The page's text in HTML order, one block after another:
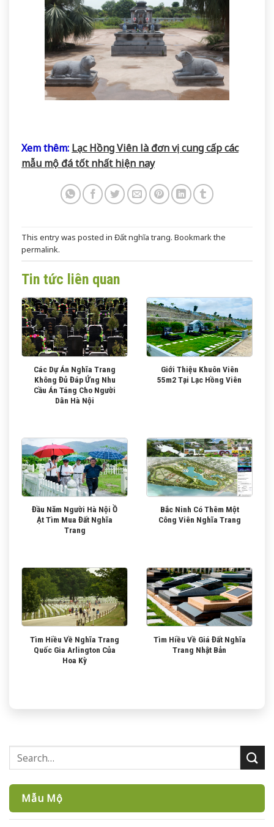
Xem thêm: Lạc Hồng Viên là đơn vị cung cấp các
mẫu mộ đá tốt nhất hiện nay
This entry was posted in Đất nghĩa trang. Bookmark the
permalink.
Tin tức liên quan
Các Dự Án Nghĩa Trang
Không Đủ Đáp Ứng Nhu
Cầu Án Táng Cho Người
Dân Hà Nội
Giới Thiệu Khuôn Viên
55m2 Tại Lạc Hồng Viên
Đầu Năm Người Hà Nội Ồ
Ạt Tìm Mua Đất Nghĩa
Trang
Bắc Ninh Có Thêm Một
Công Viên Nghĩa Trang
Tìm Hiều Về Nghĩa Trang
Quốc Gia Arlington Của
Hoa Kỳ
Tìm Hiều Về Giá Đất Nghĩa
Trang Nhật Bản
Mẫu Mộ